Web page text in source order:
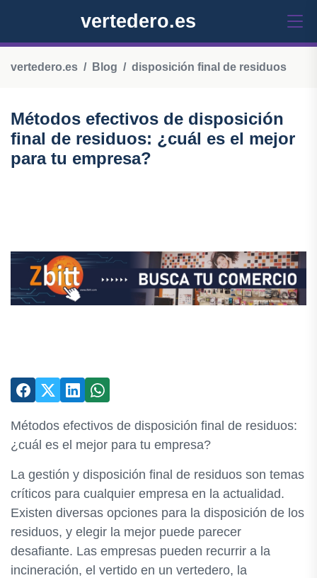
vertedero.es
vertedero.es Blog disposición final de residuos
Métodos efectivos de disposición
final de residuos: ¿cuál es el mejor
para tu empresa?
Métodos efectivos de disposición final de residuos:
¿cuál es el mejor para tu empresa?
La gestión y disposición final de residuos son temas
críticos para cualquier empresa en la actualidad.
Existen diversas opciones para la disposición de los
residuos, y elegir la mejor puede parecer
desafiante. Las empresas pueden recurrir a la
incineración, el vertido en un vertedero, la